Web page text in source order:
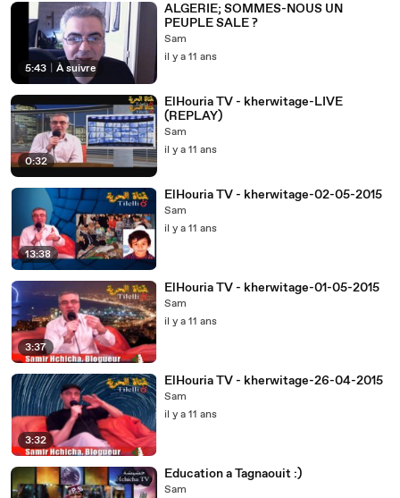
5:43 À suivre
ALGERIE; SOMMES-NOUS UN
PEUPLE SALE ?
Sam
il y a 11 ans
0:32
ElHouria TV - kherwitage-LIVE
(REPLAY)
Sam
il y a 11 ans
13:38
ElHouria TV - kherwitage-02-05-2015
Sam
il y a 11 ans
3:37
ElHouria TV - kherwitage-01-05-2015
Sam
il y a 11 ans
3:32
ElHouria TV - kherwitage-26-04-2015
Sam
il y a 11 ans
Education a Tagnaouit :)
Sam